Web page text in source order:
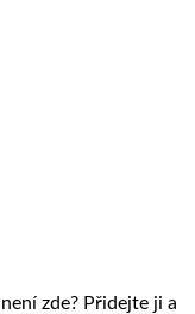
zde? Přidejte ji a